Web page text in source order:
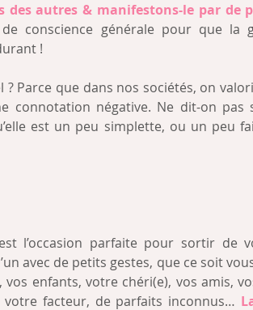
des autres & manifestons-le par de
conscience générale pour que la
!
Parce que dans nos sociétés, on
connotation négative. Ne dit-on pas
est un peu simplette, ou un peu
l’occasion parfaite pour sortir
avec de petits gestes, que ce soit
enfants, votre chéri(e), vos amis,
facteur, de parfaits inconnus…